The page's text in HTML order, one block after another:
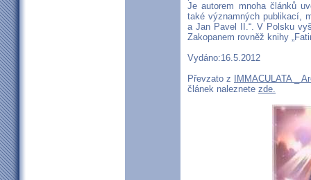
Je autorem mnoha článků
také významných publikací,
a Jan Pavel II.“. V Polsku
Zakopanem rovněž knihy
Vydáno:16.5.2012
Převzato z
IMMACULATA _
článek naleznete zde.